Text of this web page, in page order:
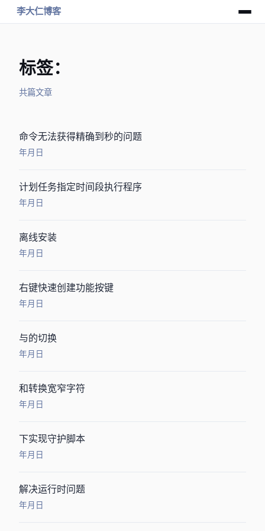
李大仁博客
标签：Windows
共 10 篇文章
DIR命令无法获得精确到秒的问题
2021年7月5日
windows计划任务指定时间段执行程序
2021年7月5日
Win10 DISM离线安装.net framework
2020年6月16日
windows右键快速创建功能按键
2018年11月9日
Windows Server 2012 GUI与Core的切换
2016年12月19日
w_char*和char *转换宽窄字符
2016年6月29日
Windows下实现Deamon守护脚本
2016年6月28日
[Redis] 解决Redis运行时Cannot save in background问题
2015年8月28日